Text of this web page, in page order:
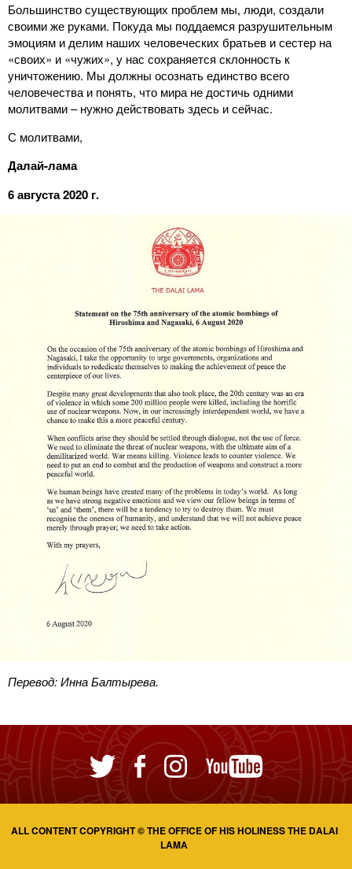
Большинство существующих проблем мы, люди, создали
своими же руками. Покуда мы поддаемся разрушительным
эмоциям и делим наших человеческих братьев и сестер на
«своих» и «чужих», у нас сохраняется склонность к
уничтожению. Мы должны осознать единство всего
человечества и понять, что мира не достичь одними
молитвами – нужно действовать здесь и сейчас.
С молитвами,
Далай-лама
6 августа 2020 г.
Перевод: Инна Балтырева.
ALL CONTENT COPYRIGHT © THE OFFICE OF HIS HOLINESS THE DALAI
LAMA